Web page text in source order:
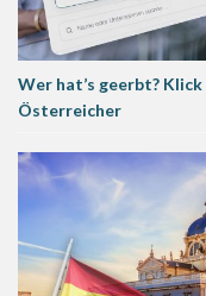
Wer hat’s geerbt?
Österreicher